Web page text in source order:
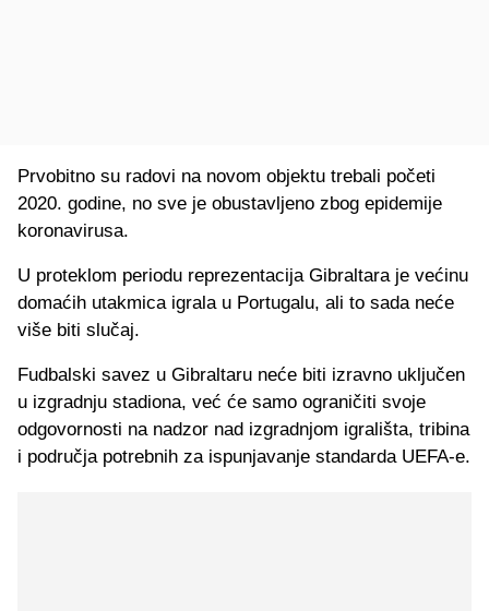
Prvobitno su radovi na novom objektu trebali početi
2020. godine, no sve je obustavljeno zbog epidemije
koronavirusa.
U proteklom periodu reprezentacija Gibraltara je većinu
domaćih utakmica igrala u Portugalu, ali to sada neće
više biti slučaj.
Fudbalski savez u Gibraltaru neće biti izravno uključen
u izgradnju stadiona, već će samo ograničiti svoje
odgovornosti na nadzor nad izgradnjom igrališta, tribina
i područja potrebnih za ispunjavanje standarda UEFA-e.